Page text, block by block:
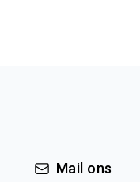
Mail ons